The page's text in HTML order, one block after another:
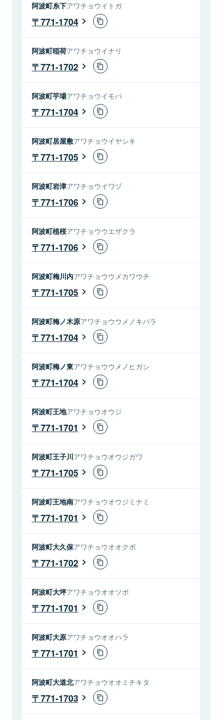
阿波町糸下アワチョウイトガ
771-1704
阿波町稲荷アワチョウイナリ
771-1702
阿波町芋場アワチョウイモバ
771-1704
阿波町居屋敷アワチョウイヤシキ
771-1705
阿波町岩津アワチョウイワヅ
771-1706
阿波町植桜アワチョウウエザクラ
771-1706
阿波町梅川内アワチョウウメカワウチ
771-1705
阿波町梅ノ木原アワチョウウメノキバラ
771-1704
阿波町梅ノ東アワチョウウメノヒガシ
771-1704
阿波町王地アワチョウオウジ
771-1701
阿波町王子川アワチョウオウジガワ
771-1705
阿波町王地南アワチョウオウジミナミ
771-1701
阿波町大久保アワチョウオオクボ
771-1702
阿波町大坪アワチョウオオツボ
771-1701
阿波町大原アワチョウオオハラ
771-1701
阿波町大道北アワチョウオオミチキタ
771-1703